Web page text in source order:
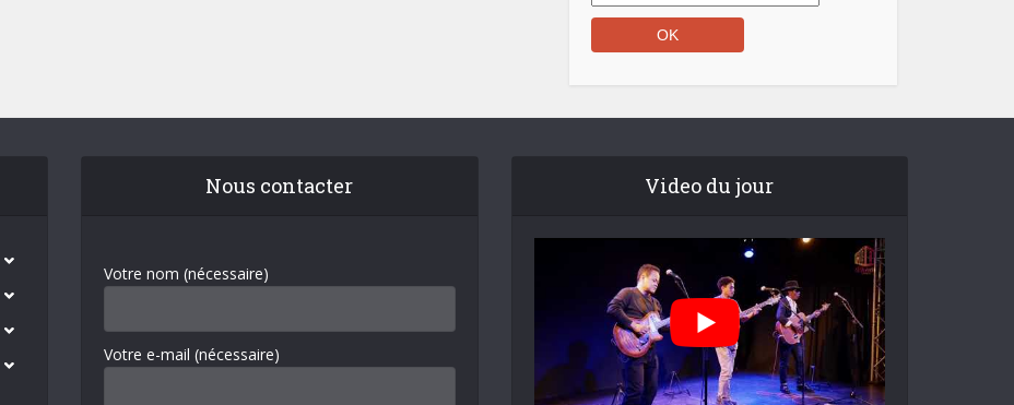
Nous contacter
Votre nom (nécessaire)
Votre e-mail (nécessaire)
Video du jour